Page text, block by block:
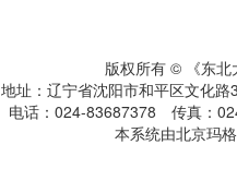
版权所有 © 《东北
地址：辽宁省沈阳市和平区文化
电话：024-83687378 传真：
本系统由北京玛